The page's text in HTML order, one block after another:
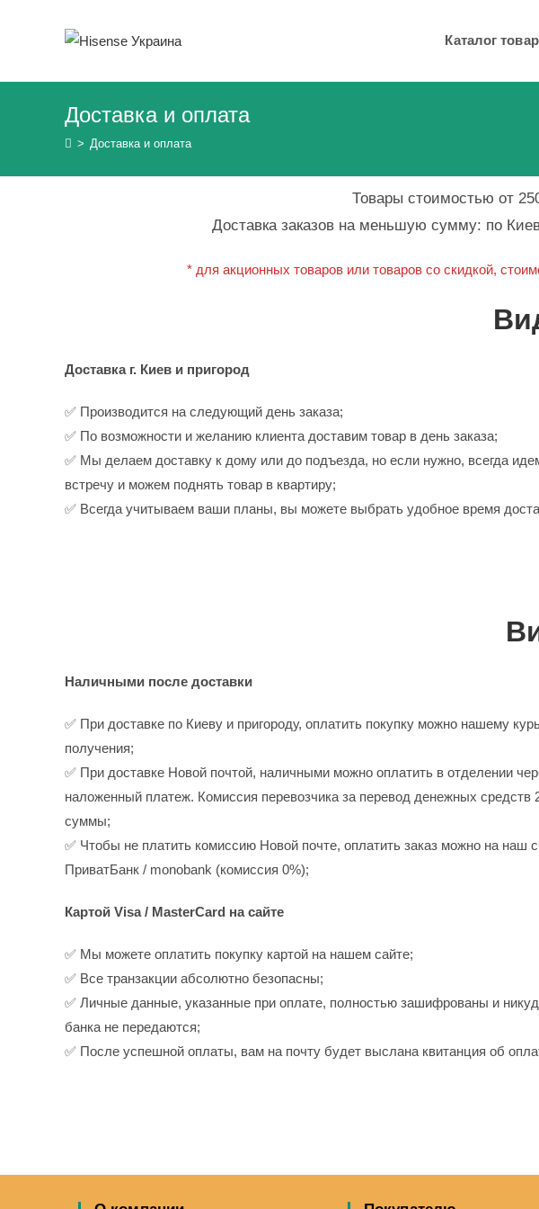
Каталог
Доставка и оплата
> Доставка и оплата
Товары стоимостью от
Доставка заказов на меньшую сумму: по
* для акционных товаров или товаров со скидкой,
Доставка г. Киев и пригород
✅ Производится на следующий день заказа;
✅ По возможности и желанию клиента доставим товар в день заказа;
✅ Мы делаем доставку к дому или до подъезда, но если нужно, всегда
встречу и можем поднять товар в квартиру;
✅ Всегда учитываем ваши планы, вы можете выбрать удобное время
Наличными после доставки
✅ При доставке по Киеву и пригороду, оплатить покупку можно нашему
получения;
✅ При доставке Новой почтой, наличными можно оплатить в отделении
наложенный платеж. Комиссия перевозчика за перевод денежных средств
суммы;
✅ Чтобы не платить комиссию Новой почте, оплатить заказ можно на наш
ПриватБанк / monobank (комиссия 0%);
Картой Visa / MasterCard на сайте
✅ Мы можете оплатить покупку картой на нашем сайте;
✅ Все транзакции абсолютно безопасны;
✅ Личные данные, указанные при оплате, полностью зашифрованы и
банка не передаются;
✅ После успешной оплаты, вам на почту будет выслана квитанция об